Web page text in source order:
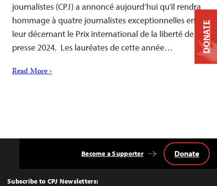
journalistes (CPJ) a annoncé aujourd’hui qu’il rendra
hommage à quatre journalistes exceptionnelles en
leur décernant le Prix international de la liberté de la
presse 2024. Les lauréates de cette année…
Read More ›
Top
Subscribe to CPJ Newsletters:
Become a Supporter Donate
DONATE